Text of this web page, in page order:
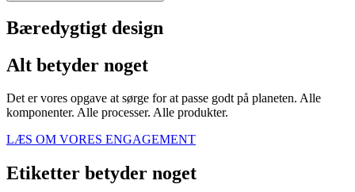
Bæredygtigt design
Alt betyder noget
Det er vores opgave at sørge for at passe godt på planeten. Alle
komponenter. Alle processer. Alle produkter.
LÆS OM VORES ENGAGEMENT
Etiketter betyder noget